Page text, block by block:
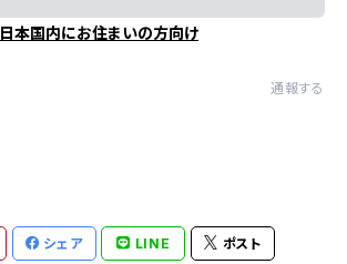
日本国内にお住まいの方向け
通報する
シェア LINE ポスト